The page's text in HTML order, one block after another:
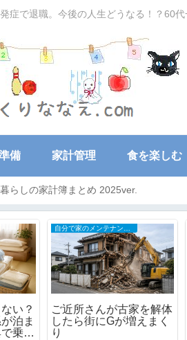
症で退職。今後の人生どうなる！？60代
備 家計管理 食を楽しむ
らしの家計簿まとめ 2025ver.
落と
こと
ト
関節リウマチ初期症状と治療の全記録
5年間限定だったはずの
「資格確認書」は永遠に
続くらしい 放っておい